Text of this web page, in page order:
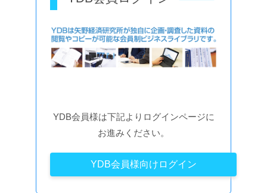
YDB会員様は下記よりログインページに
お進みください。
YDB会員様向けログイン